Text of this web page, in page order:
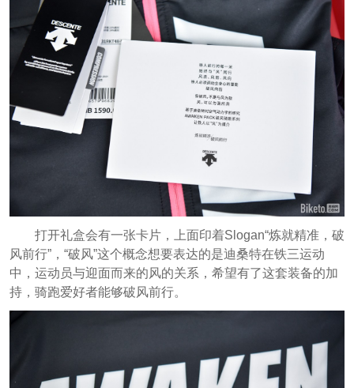
打开礼盒会有一张卡片，上面印着Slogan“炼就精准，破
风前行”，“破风”这个概念想要表达的是迪桑特在铁三运动
中，运动员与迎面而来的风的关系 ，希望有了这套装备的加
持，骑跑爱好者能够破风前行。